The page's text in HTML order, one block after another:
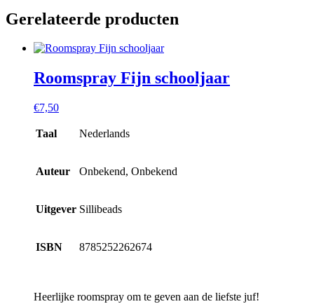
Gerelateerde producten
Roomspray Fijn schooljaar
€7,50
Taal Nederlands
Auteur Onbekend, Onbekend
Uitgever Sillibeads
ISBN 8785252262674
Heerlijke roomspray om te geven aan de liefste juf!